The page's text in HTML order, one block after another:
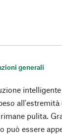
generali
pulita.
può essere